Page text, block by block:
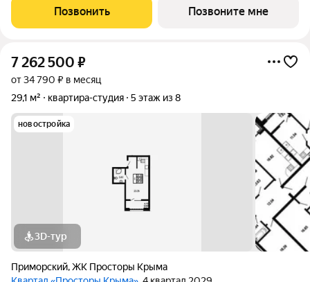
бизнес-класса «АЛЬФА». Спроектирован с прямым выходом на
благоустроенную набережную р. Салгир
Позвонить Позвоните мне
7 262 500 ₽
от 34 790 ₽ в месяц
29,1 м²
квартира-студия 5 этаж из 8
новостройка
3D-тур
Приморский,ЖК Просторы Крыма